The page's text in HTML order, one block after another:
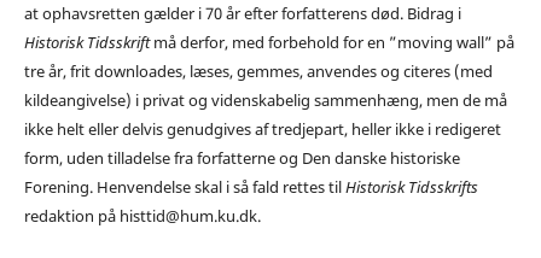
at ophavsretten gælder i 70 år efter forfatterens død. Bidrag i
Historisk Tidsskriftmå derfor, med forbehold for en ”moving wall” på
tre år, frit downloades, læses, gemmes, anvendes og citeres (med
kildeangivelse) i privat og videnskabelig sammenhæng, men de må
ikke helt eller delvis genudgives af tredjepart, heller ikke i redigeret
form, uden tilladelse fra forfatterne og Den danske historiske
Forening. Henvendelse skal i så fald rettes tilHistorisk Tidsskrifts
redaktion på histtid@hum.ku.dk.